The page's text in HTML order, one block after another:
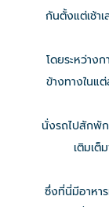
กันตั้งแต่เช้า
โดยระหว่าง
ข้างทางในแ
นั่งรถไปสักพัก
เติมเต็
ซึ่งที่นี่มีอาหา